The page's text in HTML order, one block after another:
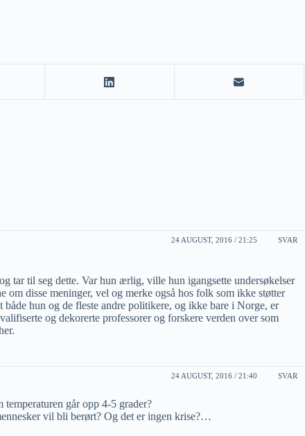
24 AUGUST, 2016 / 21:25 SVAR
tar til seg dette. Var hun ærlig, ville hun igangsette undersøkelser
om disse meninger, vel og merke også hos folk som ikke støtter
hun og de fleste andre politikere, og ikke bare i Norge, er
og dekorerte professorer og forskere verden over som
24 AUGUST, 2016 / 21:40 SVAR
går opp 4-5 grader?
vil bli berørt? Og det er ingen krise?…